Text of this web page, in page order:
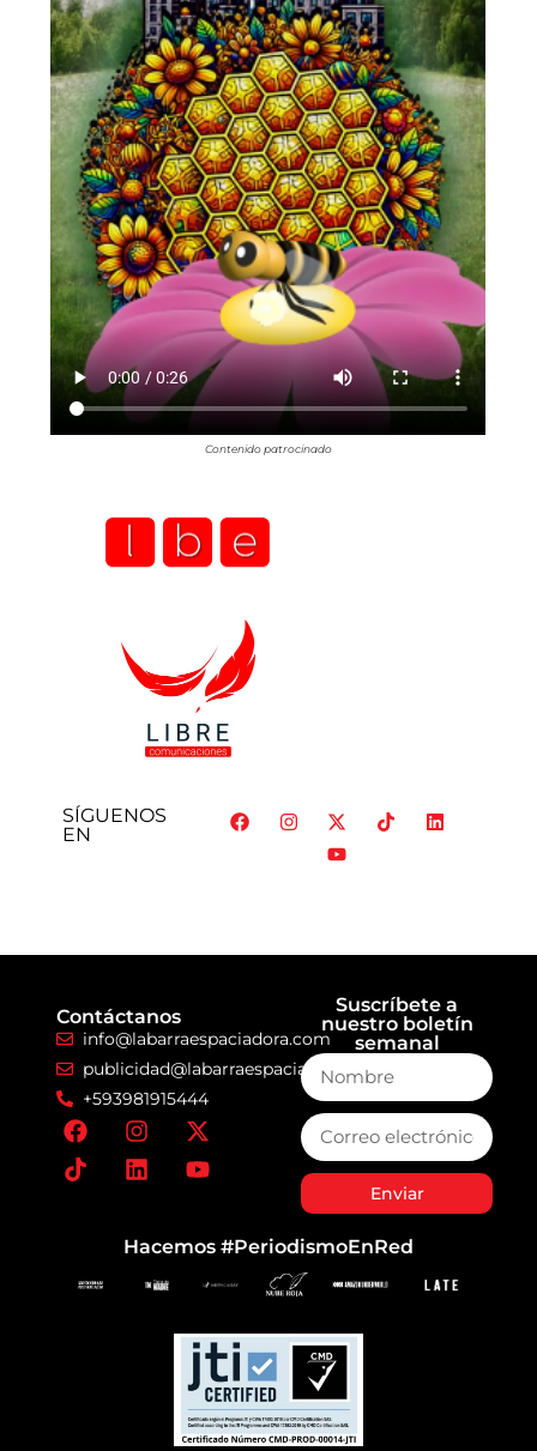
Contenido patrocinado
SÍGUENOS
EN
Contáctanos
info@labarraespaciadora.com
publicidad@labarraespaciadora.com
+593981915444
Suscríbete a
nuestro boletín
semanal
Enviar
Hacemos #PeriodismoEnRed